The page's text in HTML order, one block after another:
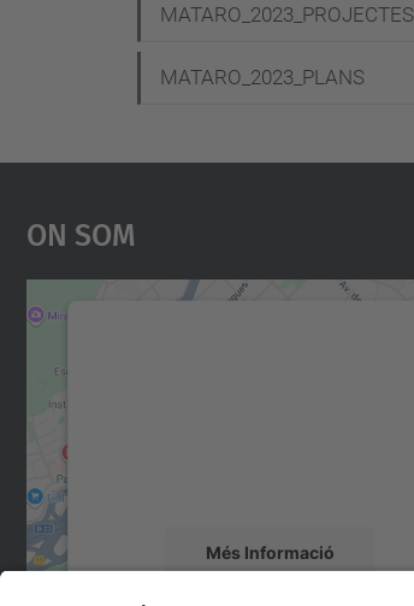
MATARO_2023_PROJECTES
MATARO_2023_PLANS
On Som
Més Informació